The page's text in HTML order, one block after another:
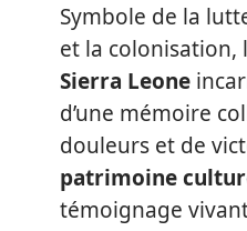
Symbole de la
et la colonisation,
Sierra Leone
d’une mémoire
douleurs et de
patrimoine
témoignage